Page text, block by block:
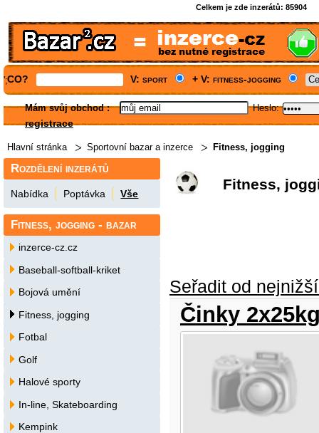
Celkem je zde inzerátů: 85904
';CO? V: sport + V: fitness-jogging
Mám svůj obchod: Heslo:
registrace
Hlavní stránka Sportovní bazar a inzerce Fitness, jogging
Fitness,
Seřadit od
Činky
Rozdělení inzerátů
Nabídka Poptávka Vše
Fitness, jogging - bazar
inzerce-cz.cz
Baseball-softball-kriket
Bojová umění
Fitness, jogging
Fotbal
Golf
Halové sporty
In-line, Skateboarding
Kempink